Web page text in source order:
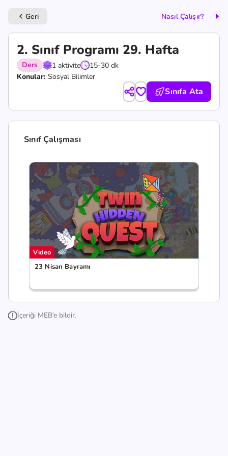
keyboard_arrow_left Geri Nasıl Çalışır?
2. Sınıf Programı 29. Hafta
Ders 1 aktivite
15-30 dk
Konular: Sosyal Bilimler
Sınıfa Ata
Sınıf Çalışması
Video
23 Nisan Bayramı
İçeriği MEB’e bildir.